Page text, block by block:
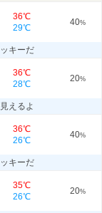
36℃
29℃
40%
キーだ
36℃
28℃
20%
えるよ
36℃
26℃
40%
キーだ
35℃
26℃
20%